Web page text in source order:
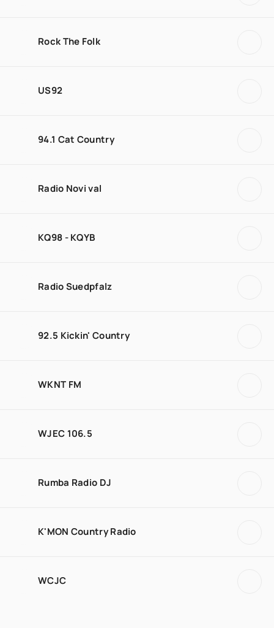
Rock The Folk
US92
94.1 Cat Country
Radio Novi val
KQ98 - KQYB
Radio Suedpfalz
92.5 Kickin' Country
WKNT FM
WJEC 106.5
Rumba Radio DJ
K'MON Country Radio
WCJC